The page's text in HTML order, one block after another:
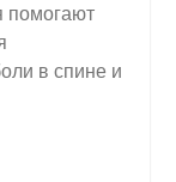
помогают
в спине и